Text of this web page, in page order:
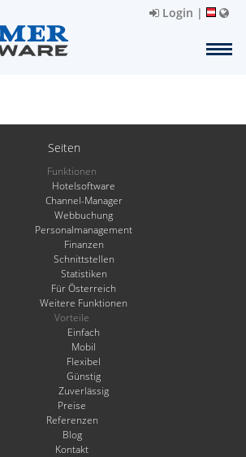
Login |
Seiten
Funktionen
Hotelsoftware
Channel-Manager
Webbuchung
Personalmanagement
Finanzen
Schnittstellen
Statistiken
Für Österreich
Weitere Funktionen
Vorteile
Einfach
Mobil
Flexibel
Günstig
Zuverlässig
Preise
Referenzen
Blog
Kontakt